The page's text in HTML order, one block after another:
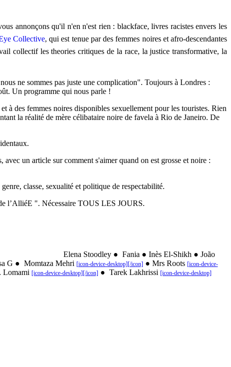
annonçons qu'il n'en n'est rien : blackface, livres racistes envers les
Collective, qui est tenue par des femmes noires et afro-descendantes
collectif les theories critiques de la race, la justice transformative, la
ne sommes pas juste une complication". Toujours à Londres :
Un programme qui nous parle !
à des femmes noires disponibles sexuellement pour les touristes. Rien
la réalité de mère célibataire noire de favela à Rio de Janeiro. De
un article sur comment s'aimer quand on est grosse et noire :
classe, sexualité et politique de respectabilité.
l’AlliéE ". Nécessaire TOUS LES JOURS.
Stoodley ● Fania ● Inès El-Shikh ● João
G ● Momtaza Mehri [icon-device-desktop][/icon] ● Mrs Roots [icon-device-
[icon-device-desktop][/icon] ● Tarek Lakhrissi [icon-device-desktop]